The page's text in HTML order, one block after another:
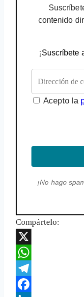
contenido
¡Suscríbete
Acepto la
¡No hago
Compártelo:
X
WhatsApp
Telegram